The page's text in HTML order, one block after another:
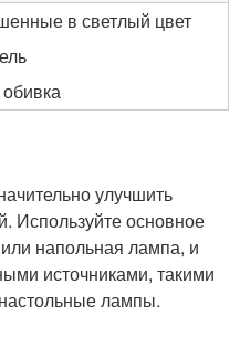
в светлый цвет
улучшить
Используйте основное
напольная лампа, и
источниками, такими
лампы.